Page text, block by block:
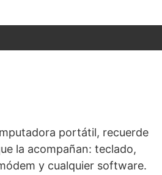
portátil, recuerde
la acompañan: teclado,
y cualquier software.